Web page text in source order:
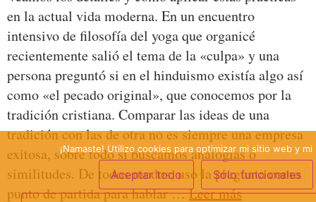
en la actual vida moderna. En un encuentro
intensivo de filosofía del yoga que organicé
recientemente salió el tema de la «culpa» y una
persona preguntó si en el hinduismo existía algo así
como «el pecado original», que conocemos por la
tradición cristiana. Comparar las ideas de una
tradición con las de otra no es siempre una empresa
exitosa, sobre todo si buscamos analogías o
similitudes. De todos modos, uso la pregunta como
punto de partida para hablar …Leer más
¡Namaste! Utilizo cookies para optimizar mi sitio web y mi
Aceptar todo Sólo funcionales